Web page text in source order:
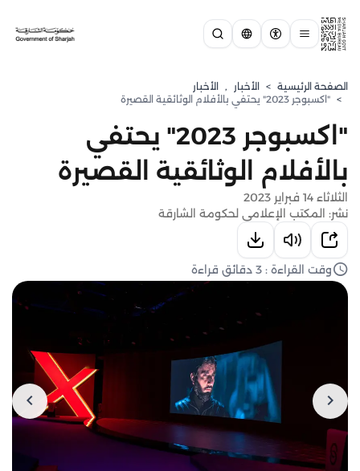
الصفحة الرئيسية > الأخبار , الأخبار
> "اكسبوجر 2023" يحتفي بالأفلام الوثائقية القصيرة
"اكسبوجر 2023" يحتفي
بالأفلام الوثائقية القصيرة
الثلاثاء 14 فبراير 2023
نشر: المكتب الإعلامي لحكومة الشارقة
وقت القراءة : 3 دقائق قراءة